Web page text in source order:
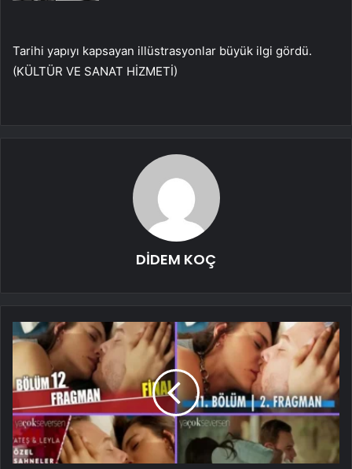
Tarihi yapıyı kapsayan illüstrasyonlar büyük ilgi gördü.
(KÜLTÜR VE SANAT HİZMETİ)
DİDEM KOÇ